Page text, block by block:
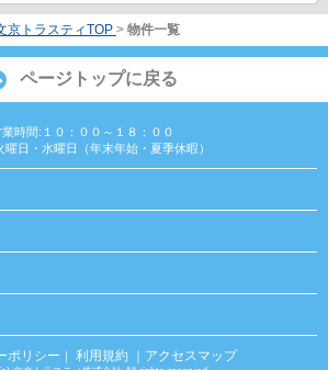
京トラスティTOP > 物件一覧
ページトップに戻る
業時間:１０：００～１８：００
曜日・水曜日（年末年始・夏季休暇）
ポリシー ｜ 利用規約 ｜アクセスマップ